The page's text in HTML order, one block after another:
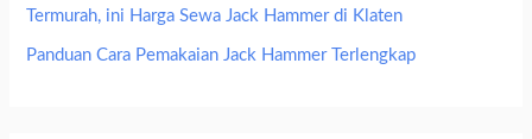
Termurah, ini Harga Sewa Jack Hammer di Klaten
Panduan Cara Pemakaian Jack Hammer Terlengkap